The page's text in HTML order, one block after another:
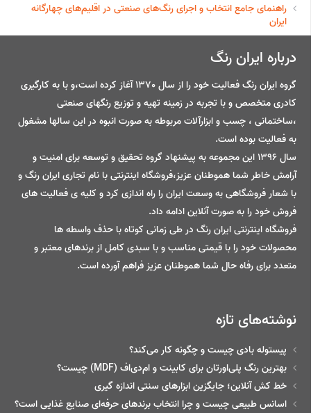
راهنمای جامع انتخاب و اجرای رنگ‌های صنعتی در اقلیم‌های چهارگانه
ایران
درباره ایران رنگ
گروه ایران رنگ فعالیت خود را از سال 1370 آغاز کرده است،و با به کارگیری
کادری متخصص و با تجربه در زمینه تهیه و توزیع رنگهای صنعتی
،ساختمانی ، چسب و ابزارآلات مربوطه به صورت انبوه در این سالها مشغول
به فعالیت بوده است.
سال 1396 این مجموعه به پیشنهاد گروه تحقیق و توسعه برای امنیت و
آرامش خاطر شما هموطنان عزیز،فروشگاه اینترنتی با نام تجاری ایران رنگ و
با شعار فروشگاهی به وسعت ایران را راه اندازی کرد و کلیه ی فعالیت های
فروش خود را به صورت آنلاین ادامه داد.
فروشگاه اینترنتی ایران رنگ در طی زمانی کوتاه با حذف واسطه ها
محصولات خود را با قیمتی مناسب و با سبدی کامل از برندهای معتبر و
متعدد برای رفاه حال شما هموطنان عزیز فراهم آورده است.
نوشته‌های تازه
پیستوله بادی چیست و چگونه کار می‌کند؟
بهترین رنگ پلی‌اورتان برای کابینت و ام‌دی‌اف (MDF) چیست؟
خط‌ کش آنلاین؛ جایگزین ابزارهای سنتی اندازه گیری
اسانس طبیعی چیست و چرا انتخاب برندهای حرفه‌ای صنایع غذایی است؟